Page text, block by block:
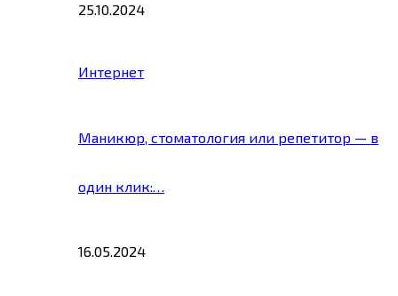
25.10.2024
Интернет
Маникюр, стоматология или репетитор — в
один клик:…
16.05.2024